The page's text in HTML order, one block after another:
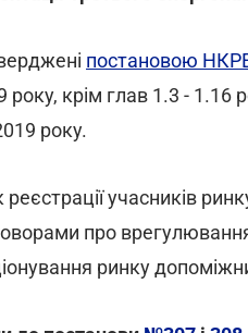
постановою
крім глав 1.3 - 1.16
року.
учасників
про
ринку